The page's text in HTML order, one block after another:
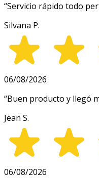
“Servicio rápido todo
Silvana P.
06/08/2026
“Buen producto y llegó
Jean S.
06/08/2026